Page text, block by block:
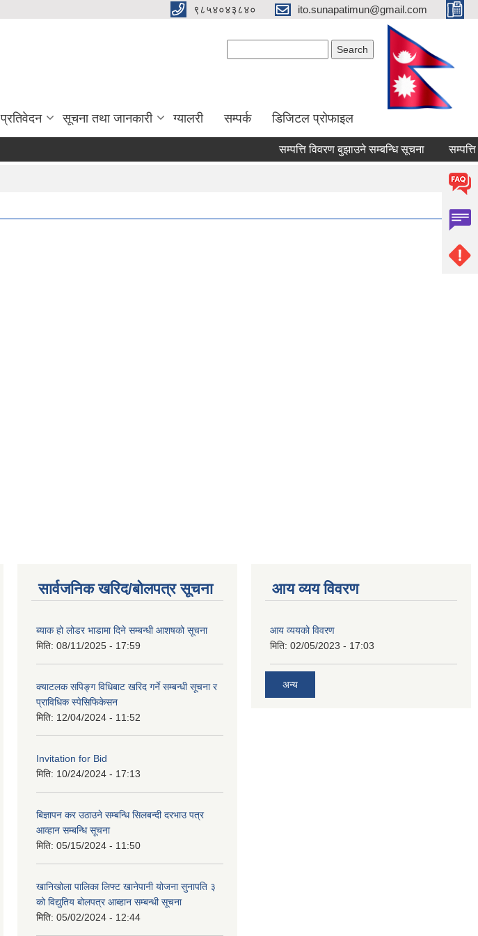
९८५४०४३८४० ito.sunapatimun@gmail.com
प्रतिवेदन सूचना तथा जानकारी ग्यालरी सम्पर्क डिजिटल प्रोफाइल
सम्पत्ति विवरण बुझाउने सम्बन्धि सूचना सम्पत्ति
सार्वजनिक खरिद/बोलपत्र सूचना
ब्याक हो लोडर भाडामा दिने सम्बन्धी आशषको सूचना
मिति: 08/11/2025 - 17:59
क्याटलक सपिङ्ग विधिबाट खरिद गर्ने सम्बन्धी सूचना र
प्राविधिक स्पेसिफिकेसन
मिति: 12/04/2024 - 11:52
Invitation for Bid
मिति: 10/24/2024 - 17:13
बिज्ञापन कर उठाउने सम्बन्धि सिलबन्दी दरभाउ पत्र
आव्हान सम्बन्धि सूचना
मिति: 05/15/2024 - 11:50
खानिखोला पालिका लिफ्ट खानेपानी योजना सुनापति ३
को विद्युतिय बोलपत्र आब्हान सम्बन्धी सूचना
मिति: 05/02/2024 - 12:44
आय व्यय विवरण
आय व्ययको विवरण
मिति: 02/05/2023 - 17:03
अन्य